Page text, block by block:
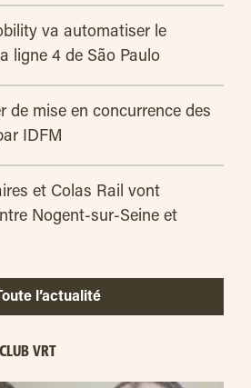
va automatiser le
ligne 4 de São Paulo
de mise en concurrence des
IDFM
et Colas Rail vont
Nogent-sur-Seine et
l’actualité
VRT